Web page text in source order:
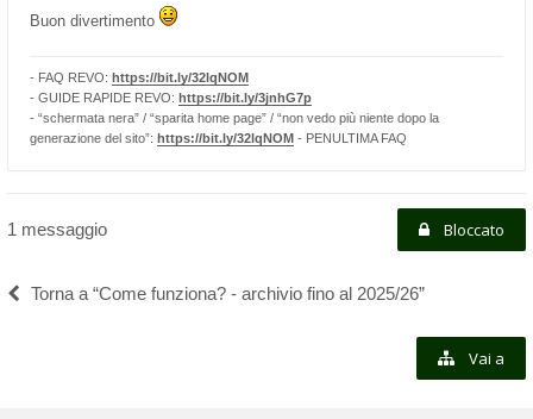
Buon divertimento
- FAQ REVO: https://bit.ly/32lqNOM
- GUIDE RAPIDE REVO: https://bit.ly/3jnhG7p
- “schermata nera” / “sparita home page” / “non vedo più niente dopo la
generazione del sito”: https://bit.ly/32lqNOM - PENULTIMA FAQ
1 messaggio Bloccato
Torna a “Come funziona? - archivio fino al 2025/26”
Vai a